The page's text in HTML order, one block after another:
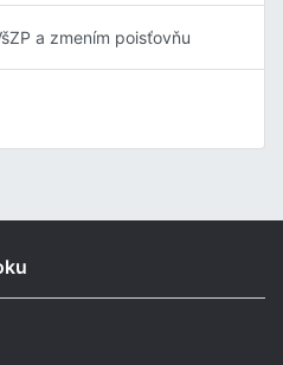
a zmením poisťovňu